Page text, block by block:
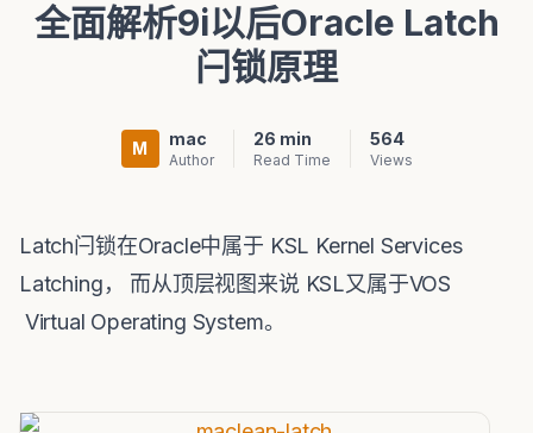
⌘K Ctrl+K
全面解析9i以后Oracle Latch
闩锁原理
M mac
Author
26 min
Read Time
564
Views
Latch闩锁在Oracle中属于 KSL Kernel Services
Latching， 而从顶层视图来说 KSL又属于VOS
Virtual Operating System。